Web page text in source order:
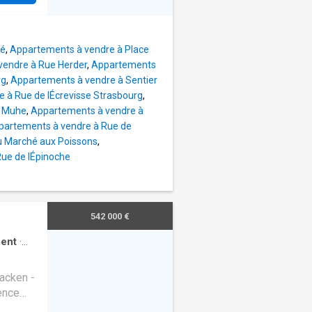
, Appartements à vendre à Place
à Rue Herder, Appartements
, Appartements à vendre à Sentier
à Rue de lÉcrevisse Strasbourg,
, Appartements à vendre à
à vendre à Rue de
aux Poissons,
de lÉpinoche
·
-
542 000 €